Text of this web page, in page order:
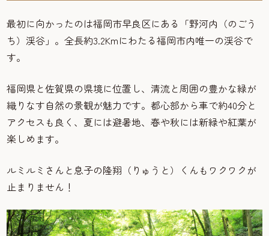
最初に向かったのは福岡市早良区にある「野河内（のごう
ち）渓谷」。全長約3.2Kmにわたる福岡市内唯一の渓谷で
す。
福岡県と佐賀県の県境に位置し、清流と周囲の豊かな緑が
織りなす自然の景観が魅力です。都心部から車で約40分と
アクセスも良く、夏には避暑地、春や秋には新緑や紅葉が
楽しめます。
ルミルミさんと息子の隆翔（りゅうと）くんもワクワクが
止まりません！